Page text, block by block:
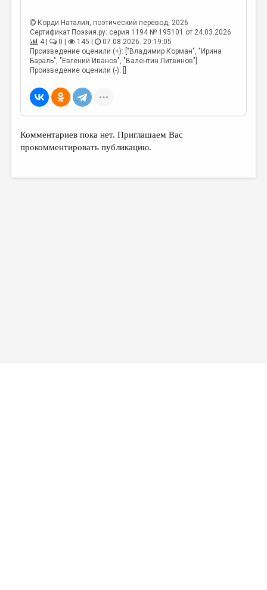
Корди Наталия, поэтический перевод, 2026
Сертификат Поэзия.ру: серия 1194 № 195101 от 24.03.2026
4 |
0 | 145 |
07.08.2026. 20:19:05
Произведение оценили (+): ["Владимир Корман", "Ирина
Бараль", "Евгений Иванов", "Валентин Литвинов"]
Произведение оценили (-): []
Комментариев пока нет. Приглашаем Вас
прокомментировать публикацию.